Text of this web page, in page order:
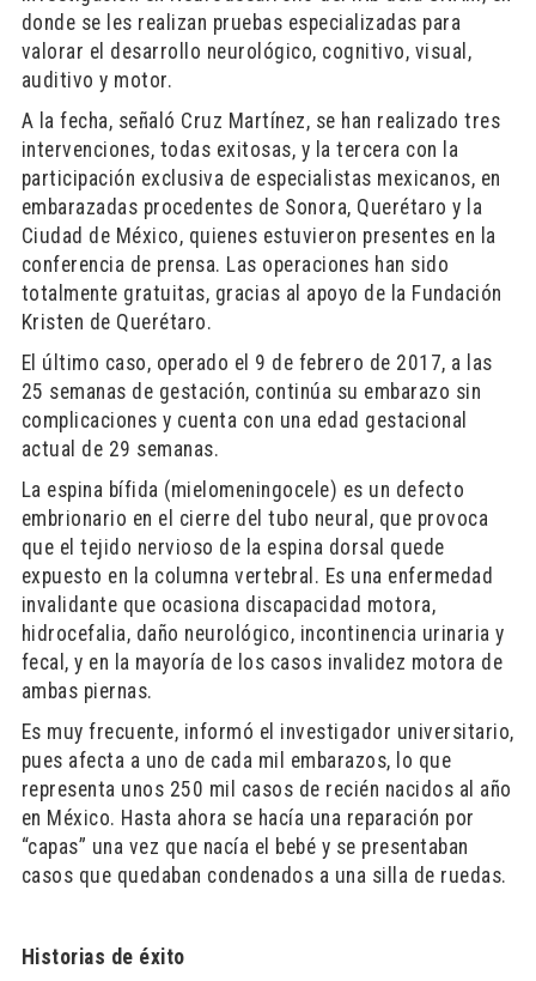
donde se les realizan pruebas especializadas para
valorar el desarrollo neurológico, cognitivo, visual,
auditivo y motor.
A la fecha, señaló Cruz Martínez, se han realizado tres
intervenciones, todas exitosas, y la tercera con la
participación exclusiva de especialistas mexicanos, en
embarazadas procedentes de Sonora, Querétaro y la
Ciudad de México, quienes estuvieron presentes en la
conferencia de prensa. Las operaciones han sido
totalmente gratuitas, gracias al apoyo de la Fundación
Kristen de Querétaro.
El último caso, operado el 9 de febrero de 2017, a las
25 semanas de gestación, continúa su embarazo sin
complicaciones y cuenta con una edad gestacional
actual de 29 semanas.
La espina bífida (mielomeningocele) es un defecto
embrionario en el cierre del tubo neural, que provoca
que el tejido nervioso de la espina dorsal quede
expuesto en la columna vertebral. Es una enfermedad
invalidante que ocasiona discapacidad motora,
hidrocefalia, daño neurológico, incontinencia urinaria y
fecal, y en la mayoría de los casos invalidez motora de
ambas piernas.
Es muy frecuente, informó el investigador universitario,
pues afecta a uno de cada mil embarazos, lo que
representa unos 250 mil casos de recién nacidos al año
en México. Hasta ahora se hacía una reparación por
“capas” una vez que nacía el bebé y se presentaban
casos que quedaban condenados a una silla de ruedas.
Historias de éxito